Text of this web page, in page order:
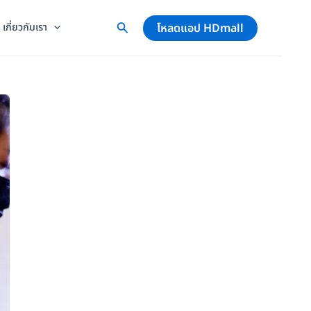
เกี่ยวกับเรา โหลดแอป HDmall